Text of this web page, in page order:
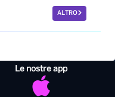
ALTRO
Le nostre app